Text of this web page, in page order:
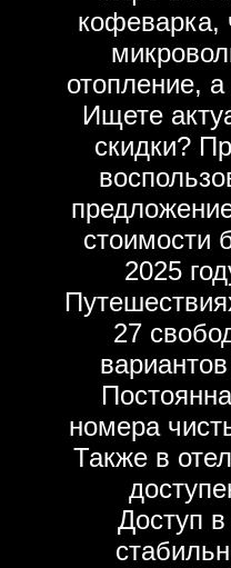
кофеварка,
отопление,
Ищете
скидки?
стоимости
2025
27
номера
Также в
Доступ